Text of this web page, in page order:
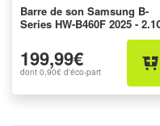
Barre de son Samsung B-
Series HW-B460F 2025 -
199,99€
dont 0,90€ d'éco-part